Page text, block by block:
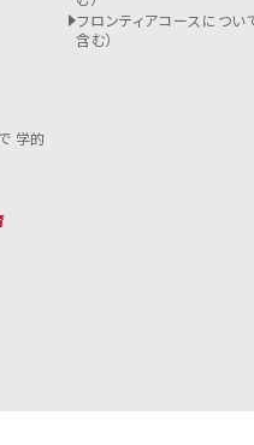
学的
フロンティアコースについ
含む）